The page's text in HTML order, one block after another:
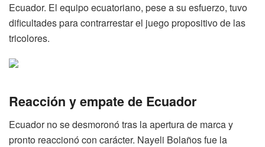
Ecuador. El equipo ecuatoriano, pese a su esfuerzo, tuvo
dificultades para contrarrestar el juego propositivo de las
tricolores.
Reacción y empate de Ecuador
Ecuador no se desmoronó tras la apertura de marca y
pronto reaccionó con carácter. Nayeli Bolaños fue la